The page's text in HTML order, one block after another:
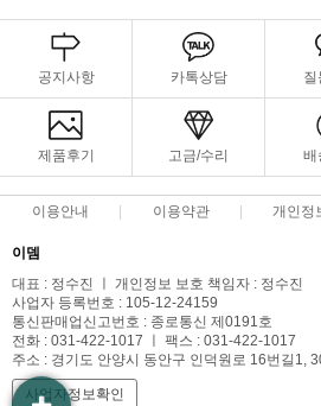
공지사항 카톡상담 질
제품후기 고금/수리 배
이용안내 이용약관 개인정
이뎀
대표 : 정수진 ㅣ 개인정보 보호 책임자 : 정수진
사업자 등록번호 : 105-12-24159
통신판매업신고번호 : 종로통신 제0191호
전화 : 031-422-1017 ㅣ 팩스 : 031-422-1017
주소 : 경기도 안양시 동안구 인덕원로 16번길1,
사업자정보확인